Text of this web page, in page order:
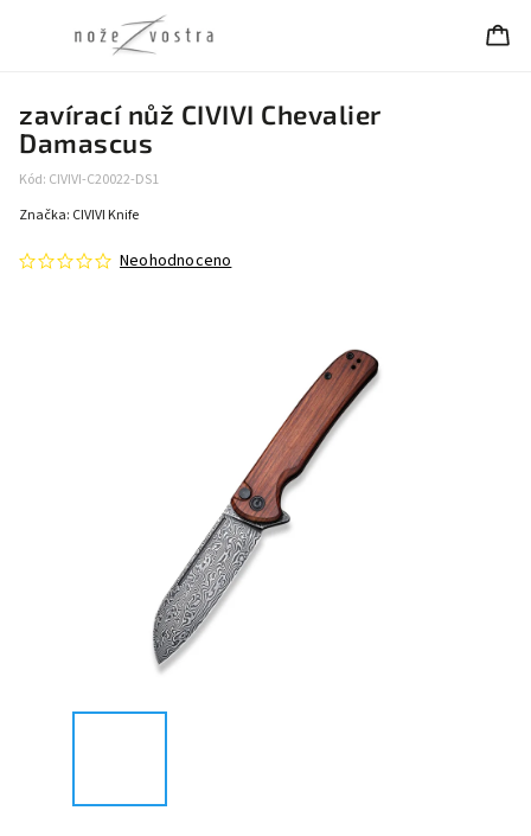
zavírací nůž CIVIVI Chevalier
Damascus
Kód: CIVIVI-C20022-DS1
Neohodnoceno
Značka: CIVIVI Knife